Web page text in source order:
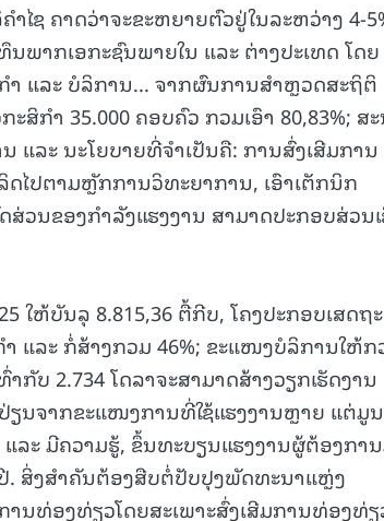
ໄຊ ຄາດວ່າຈະຂະຫຍາຍຕົວຢູ່ໃນລະຫວ່າງ 4-
າກເອກະຊົນພາຍໃນ ແລະ ຕ່າງປະເທດ ໂດຍ
ແລະ ບໍລິການ... ຈາກຜົນການສຳຫຼວດສະຖິຕິ
ສິກຳ 35.000 ຄອບຄົວ ກວມເອົາ 80,83%; ສ
ແລະ ນະໂຍບາຍທີ່ຈຳເປັນຄື: ການສົ່ງເສີມການ
ໄປຕາມຫຼັກການວິທະຍາການ, ເອົາເຕັກນິກ
ວນຂອງກຳລັງແຮງງານ ສາມາດປະກອບສ່ວນ
ໃຫ້ບັນລຸ 8.815,36 ຕື້ກີບ, ໂຄງປະກອບເສດຖ
ແລະ ກໍ່ສ້າງກວມ 46%; ຂະແໜງບໍລິການໃຫ້ກ
ບ 2.734 ໂດລາຈະສາມາດສ້າງວຽກເຮັດງານ
ຽນຈາກຂະແໜງການທີ່ໃຊ້ແຮງງານຫຼາຍ ແຕ່ມູ
ລະ ມີຄວາມຮູ້, ຂຶ້ນທະບຽນແຮງງານຜູ້ຕ້ອງກາ
ປີ. ສິ່ງສຳຄັນຕ້ອງສືບຕໍ່ປັບປຸງພັດທະນາແຫຼ່ງ
ນທ່ອງທ່ຽວໂດຍສະເພາະສົ່ງເສີມການທ່ອງທ່
15.040(07-08-